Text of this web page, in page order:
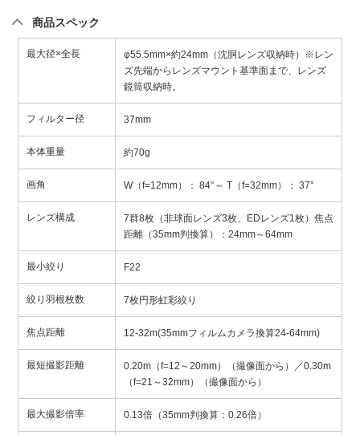
商品スペック
最大径×全長
φ55.5mm×約24mm（沈胴レンズ収納時）※レン
ズ先端からレンズマウント基準面まで、レンズ
鏡筒収納時。
フィルター径 37mm
本体重量 約70g
画角 W（f=12mm）： 84°～ T（f=32mm）： 37°
レンズ構成
7群8枚（非球面レンズ3枚、EDレンズ1枚）焦点
距離（35mm判換算）：24mm～64mm
最小絞り F22
絞り羽根枚数 7枚円形虹彩絞り
焦点距離 12-32m(35mmフィルムカメラ換算24-64mm)
最短撮影距離
0.20m（f=12～20mm）（撮像面から）／0.30m
（f=21～32mm）（撮像面から）
最大撮影倍率 0.13倍（35mm判換算：0.26倍）